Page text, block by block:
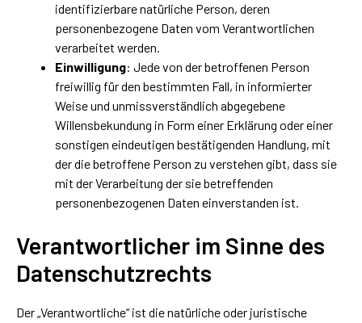
identifizierbare natürliche Person, deren
personenbezogene Daten vom Verantwortlichen
verarbeitet werden.
Einwilligung: Jede von der betroffenen Person
freiwillig für den bestimmten Fall, in informierter
Weise und unmissverständlich abgegebene
Willensbekundung in Form einer Erklärung oder einer
sonstigen eindeutigen bestätigenden Handlung, mit
der die betroffene Person zu verstehen gibt, dass sie
mit der Verarbeitung der sie betreffenden
personenbezogenen Daten einverstanden ist.
Verantwortlicher im Sinne des
Datenschutzrechts
Der „Verantwortliche“ ist die natürliche oder juristische